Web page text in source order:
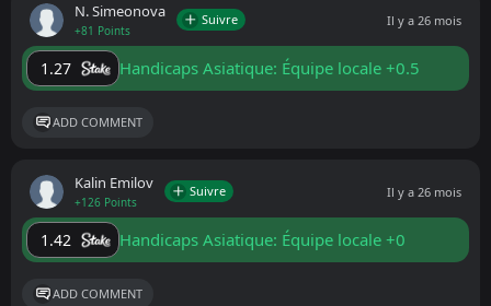
N. Simeonova
+81 Points
Suivre Il y a 26 mois
1.27 Handicaps Asiatique: Équipe locale +0.5
ADD COMMENT
Kalin Emilov
+126 Points
Suivre Il y a 26 mois
1.42 Handicaps Asiatique: Équipe locale +0
ADD COMMENT